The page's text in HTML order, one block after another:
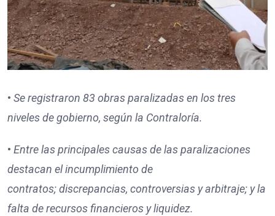
• Se registraron 83 obras paralizadas en los tres
niveles de gobierno, según la Contraloría.
• Entre las principales causas de las paralizaciones
destacan el incumplimiento de
contratos;discrepancias, controversias y arbitraje; yla
falta de recursos financieros y liquidez.